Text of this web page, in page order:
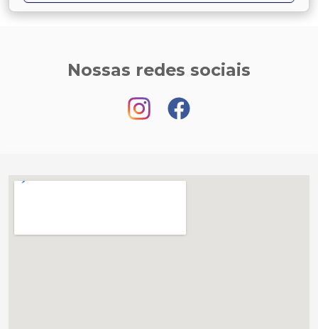
Nossas redes sociais